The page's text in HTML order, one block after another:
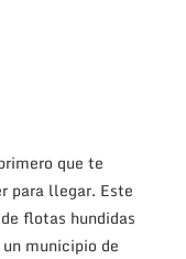
que te
para llegar. Este
flotas hundidas
municipio de